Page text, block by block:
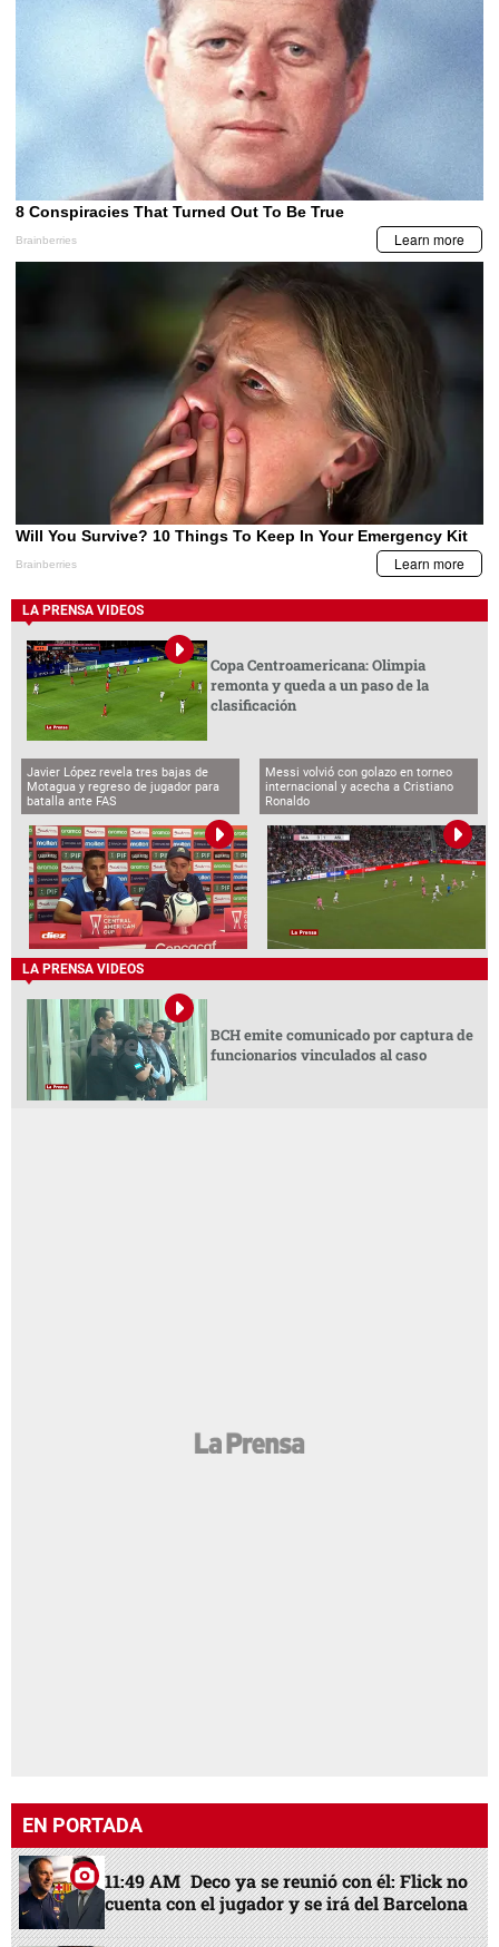
LA PRENSA VIDEOS
Copa Centroamericana: Olimpia
remonta y queda a un paso de la
clasificación
Javier López revela tres bajas de
Motagua y regreso de jugador para
batalla ante FAS
Messi volvió con golazo en torneo
internacional y acecha a Cristiano
Ronaldo
LA PRENSA VIDEOS
BCH emite comunicado por captura de
funcionarios vinculados al caso
EN PORTADA
11:49 AM Deco ya se reunió con él: Flick no
cuenta con el jugador y se irá del Barcelona